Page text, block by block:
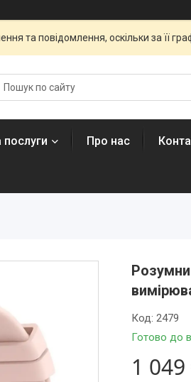
та повідомлення, оскільки за її
послуги Про нас
Готово до
Код: 2479
1 049